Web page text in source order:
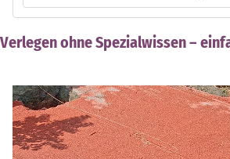
Verlegen ohne Spezialwissen –